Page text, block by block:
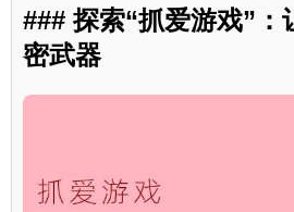
### 探索“抓爱游戏”：
密武器